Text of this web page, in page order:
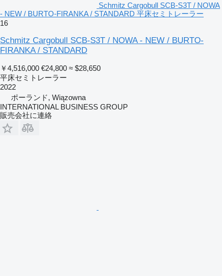
Schmitz Cargobull SCB-S3T / NOWA
- NEW / BURTO-FIRANKA / STANDARD 平床セミトレーラー
16
Schmitz Cargobull SCB-S3T / NOWA - NEW / BURTO-
FIRANKA / STANDARD
￥4,516,000 €24,800 ≈ $28,650
平床セミトレーラー
2022
ポーランド, Wiązowna
INTERNATIONAL BUSINESS GROUP
販売会社に連絡